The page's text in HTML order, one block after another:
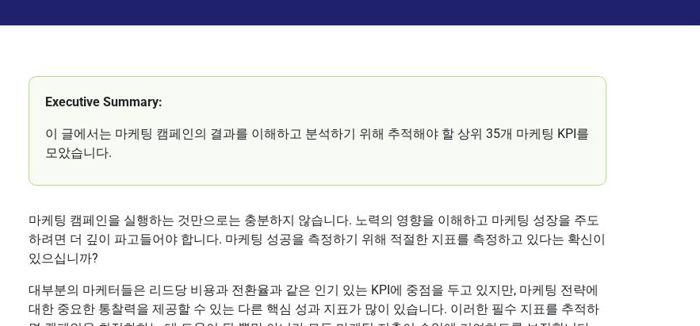
Executive Summary:
이 글에서는 마케팅 캠페인의 결과를 이해하고 분석하기 위해 추적해야 할 상위 35개 마케팅 KPI를
모았습니다.
마케팅 캠페인을 실행하는 것만으로는 충분하지 않습니다. 노력의 영향을 이해하고 마케팅 성장을 주도
하려면 더 깊이 파고들어야 합니다. 마케팅 성공을 측정하기 위해 적절한 지표를 측정하고 있다는 확신이
있으십니까?
대부분의 마케터들은 리드당 비용과 전환율과 같은 인기 있는 KPI에 중점을 두고 있지만, 마케팅 전략에
대한 중요한 통찰력을 제공할 수 있는 다른 핵심 성과 지표가 많이 있습니다. 이러한 필수 지표를 추적하